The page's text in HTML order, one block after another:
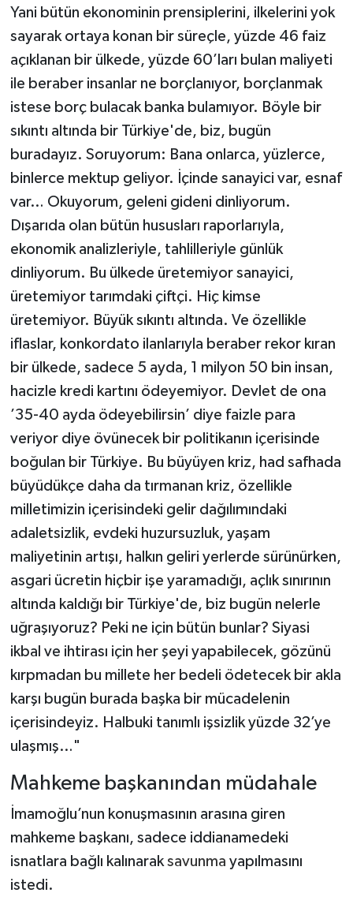
Yani bütün ekonominin prensiplerini, ilkelerini yok
sayarak ortaya konan bir süreçle, yüzde 46 faiz
açıklanan bir ülkede, yüzde 60’ları bulan maliyeti
ile beraber insanlar ne borçlanıyor, borçlanmak
istese borç bulacak banka bulamıyor. Böyle bir
sıkıntı altında bir Türkiye'de, biz, bugün
buradayız. Soruyorum: Bana onlarca, yüzlerce,
binlerce mektup geliyor. İçinde sanayici var, esnaf
var… Okuyorum, geleni gideni dinliyorum.
Dışarıda olan bütün hususları raporlarıyla,
ekonomik analizleriyle, tahlilleriyle günlük
dinliyorum. Bu ülkede üretemiyor sanayici,
üretemiyor tarımdaki çiftçi. Hiç kimse
üretemiyor. Büyük sıkıntı altında. Ve özellikle
iflaslar, konkordato ilanlarıyla beraber rekor kıran
bir ülkede, sadece 5 ayda, 1 milyon 50 bin insan,
hacizle kredi kartını ödeyemiyor. Devlet de ona
’35-40 ayda ödeyebilirsin’ diye faizle para
veriyor diye övünecek bir politikanın içerisinde
boğulan bir Türkiye. Bu büyüyen kriz, had safhada
büyüdükçe daha da tırmanan kriz, özellikle
milletimizin içerisindeki gelir dağılımındaki
adaletsizlik, evdeki huzursuzluk, yaşam
maliyetinin artışı, halkın geliri yerlerde sürünürken,
asgari ücretin hiçbir işe yaramadığı, açlık sınırının
altında kaldığı bir Türkiye'de, biz bugün nelerle
uğraşıyoruz? Peki ne için bütün bunlar? Siyasi
ikbal ve ihtirası için her şeyi yapabilecek, gözünü
kırpmadan bu millete her bedeli ödetecek bir akla
karşı bugün burada başka bir mücadelenin
içerisindeyiz. Halbuki tanımlı işsizlik yüzde 32’ye
ulaşmış…"
Mahkeme başkanından müdahale
İmamoğlu’nun konuşmasının arasına giren
mahkeme başkanı, sadece iddianamedeki
isnatlara bağlı kalınaraksavunma yapılmasını
istedi.